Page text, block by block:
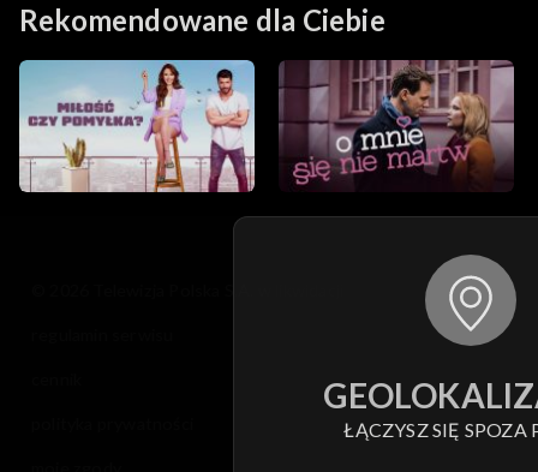
Rekomendowane dla Ciebie
ŁĄCZYSZ SIĘ SPOZA